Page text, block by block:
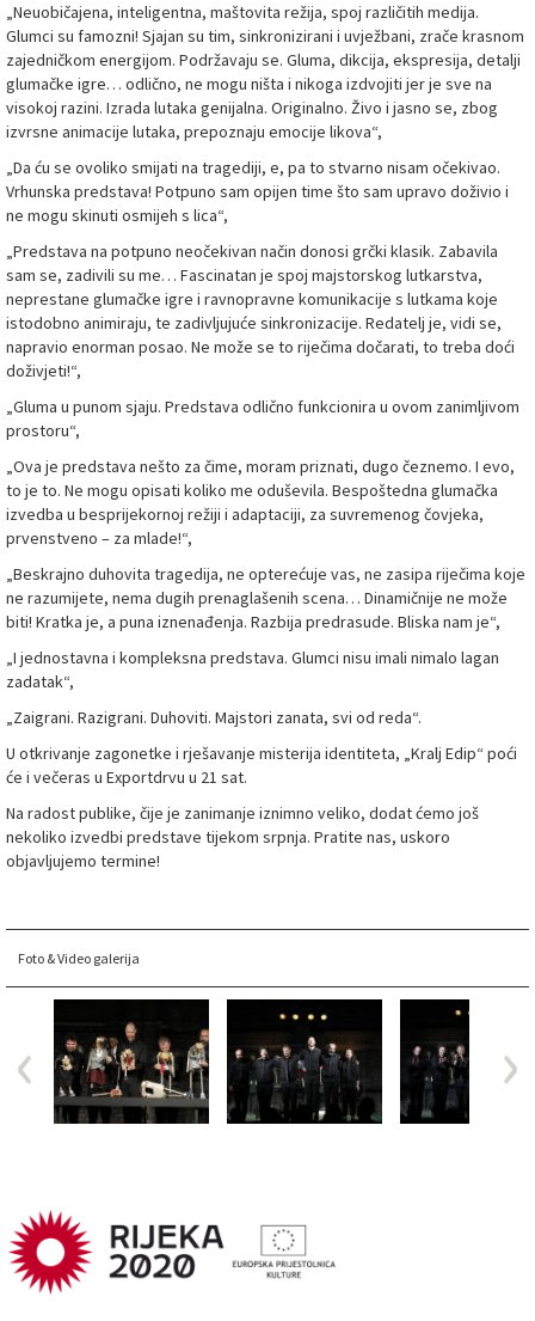
„Neuobičajena, inteligentna, maštovita režija, spoj različitih medija.
Glumci su famozni! Sjajan su tim, sinkronizirani i uvježbani, zrače krasnom
zajedničkom energijom. Podržavaju se. Gluma, dikcija, ekspresija, detalji
glumačke igre… odlično, ne mogu ništa i nikoga izdvojiti jer je sve na
visokoj razini. Izrada lutaka genijalna. Originalno. Živo i jasno se, zbog
izvrsne animacije lutaka, prepoznaju emocije likova“,
„Da ću se ovoliko smijati na tragediji, e, pa to stvarno nisam očekivao.
Vrhunska predstava! Potpuno sam opijen time što sam upravo doživio i
ne mogu skinuti osmijeh s lica“,
„Predstava na potpuno neočekivan način donosi grčki klasik. Zabavila
sam se, zadivili su me… Fascinatan je spoj majstorskog lutkarstva,
neprestane glumačke igre i ravnopravne komunikacije s lutkama koje
istodobno animiraju, te zadivljujuće sinkronizacije. Redatelj je, vidi se,
napravio enorman posao. Ne može se to riječima dočarati, to treba doći
doživjeti!“,
„Gluma u punom sjaju. Predstava odlično funkcionira u ovom zanimljivom
prostoru“,
„Ova je predstava nešto za čime, moram priznati, dugo čeznemo. I evo,
to je to. Ne mogu opisati koliko me oduševila. Bespoštedna glumačka
izvedba u besprijekornoj režiji i adaptaciji, za suvremenog čovjeka,
prvenstveno – za mlade!“,
„Beskrajno duhovita tragedija, ne opterećuje vas, ne zasipa riječima koje
ne razumijete, nema dugih prenaglašenih scena… Dinamičnije ne može
biti! Kratka je, a puna iznenađenja. Razbija predrasude. Bliska nam je“,
„I jednostavna i kompleksna predstava. Glumci nisu imali nimalo lagan
zadatak“,
„Zaigrani. Razigrani. Duhoviti. Majstori zanata, svi od reda“.
U otkrivanje zagonetke i rješavanje misterija identiteta, „Kralj Edip“ poći
će i večeras u Exportdrvu u 21 sat.
Na radost publike, čije je zanimanje iznimno veliko, dodat ćemo još
nekoliko izvedbi predstave tijekom srpnja. Pratite nas, uskoro
objavljujemo termine!
Foto & Video galerija